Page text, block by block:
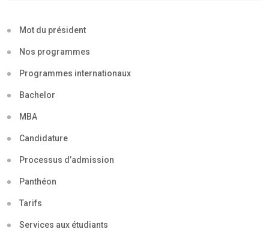
Mot du président
Nos programmes
Programmes internationaux
Bachelor
MBA
Candidature
Processus d’admission
Panthéon
Tarifs
Services aux étudiants